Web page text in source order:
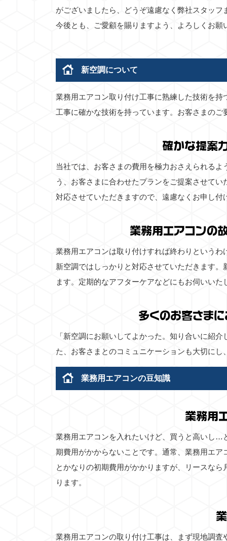
がございましたら、どうぞ遠慮なく弊社スタッ
今後とも、ご愛顧を賜りますよう、よろしくお願
新空調について
業務用エアコン取り付け工事に熟練した技術を
工事に確かな技術を持っています。お客さまの
確かな提案
当社では、お客さまの費用を極力おさえられる
う、お客さまに合わせたプランをご提案させて
対応させていただきますので、遠慮なくお申し付
業務用エアコンの
業務用エアコンは取り付けすれば終わりという
新空調ではしっかりと対応させていただきます
ます。定期的なアフターケアなどにもお伺いい
多くのお客さま
「新空調にお願いしてよかった。知り合いに紹
た、お客さまとのコミュニケーションも大切に
業務用エアコンの豆知識
業務用
業務用エアコンを入れたいけど、買うと高いし…
期費用がかからないことです。通常、業務用エ
とかなりの初期費用がかかりますが、リースな
ります。
業務用エアコンの取り付け工事は、まず現地調